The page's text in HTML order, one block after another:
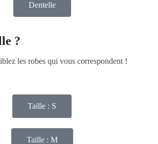
Dentelle
?
les robes qui vous correspondent !
Taille : S
Taille : M